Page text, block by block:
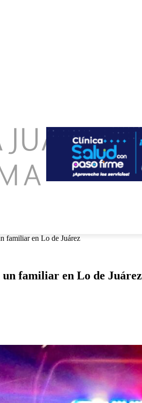
familiar en Lo de Juárez
familiar en Lo de Juárez